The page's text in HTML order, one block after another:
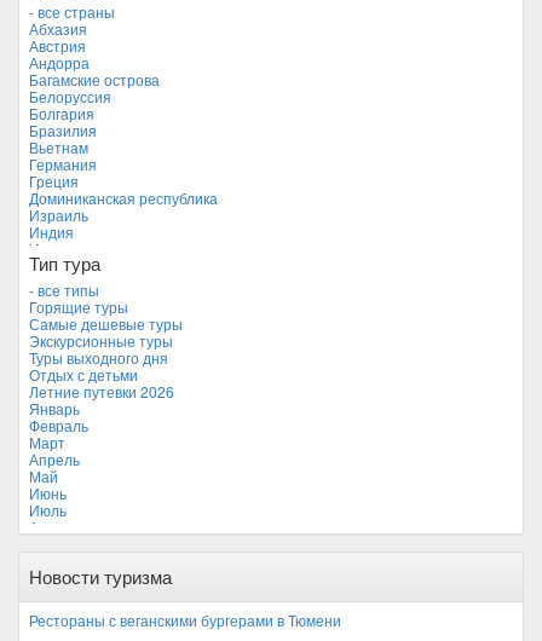
- все страны
Абхазия
Австрия
Андорра
Багамские острова
Белоруссия
Болгария
Бразилия
Вьетнам
Германия
Греция
Доминиканская республика
Израиль
Индия
Индонезия
Иордания
Италия
Камбоджа
Кипр
Куба
Мальдивские острова
Мальта
Новая Зеландия
Объединенные Арабские Эмираты
Перу
Россия
Таиланд
Тунис
Турция
Финляндия
Франция
Черногория
Чехия
Тип тура
- все типы
Горящие туры
Самые дешевые туры
Экскурсионные туры
Туры выходного дня
Отдых с детьми
Летние путевки 2026
Январь
Февраль
Март
Апрель
Май
Июнь
Июль
Август
Ноябрь
Новости туризма
Рестораны с веганскими бургерами в Тюмени